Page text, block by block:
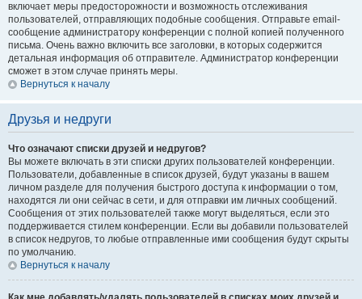
включает меры предосторожности и возможность отслеживания
пользователей, отправляющих подобные сообщения. Отправьте email-
сообщение администратору конференции с полной копией полученного
письма. Очень важно включить все заголовки, в которых содержится
детальная информация об отправителе. Администратор конференции
сможет в этом случае принять меры.
Вернуться к началу
Друзья и недруги
Что означают списки друзей и недругов?
Вы можете включать в эти списки других пользователей конференции.
Пользователи, добавленные в список друзей, будут указаны в вашем
личном разделе для получения быстрого доступа к информации о том,
находятся ли они сейчас в сети, и для отправки им личных сообщений.
Сообщения от этих пользователей также могут выделяться, если это
поддерживается стилем конференции. Если вы добавили пользователей
в список недругов, то любые отправленные ими сообщения будут скрыты
по умолчанию.
Вернуться к началу